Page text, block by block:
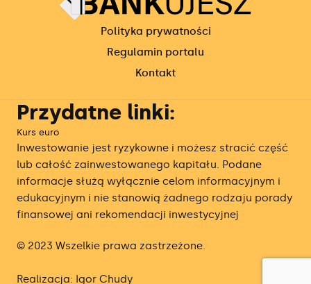
Polityka prywatności
Regulamin portalu
Kontakt
Przydatne linki:
Kurs euro
Inwestowanie jest ryzykowne i możesz stracić część
lub całość zainwestowanego kapitału. Podane
informacje służą wyłącznie celom informacyjnym i
edukacyjnym i nie stanowią żadnego rodzaju porady
finansowej ani rekomendacji inwestycyjnej
© 2023 Wszelkie prawa zastrzeżone.
Realizacja: Igor Chudy